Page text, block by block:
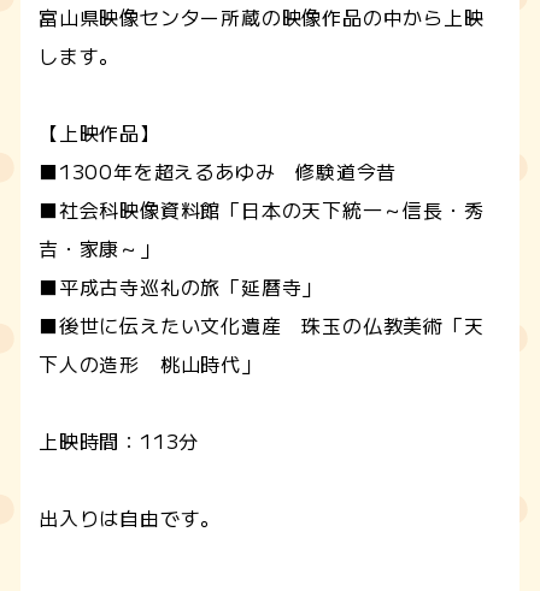
富山県映像センター所蔵の映像作品の中から上映
します。
【上映作品】
■1300年を超えるあゆみ 修験道今昔
■社会科映像資料館「日本の天下統一～信長・秀
吉・家康～」
■平成古寺巡礼の旅「延暦寺」
■後世に伝えたい文化遺産 珠玉の仏教美術「天
下人の造形 桃山時代」
上映時間：113分
出入りは自由です。